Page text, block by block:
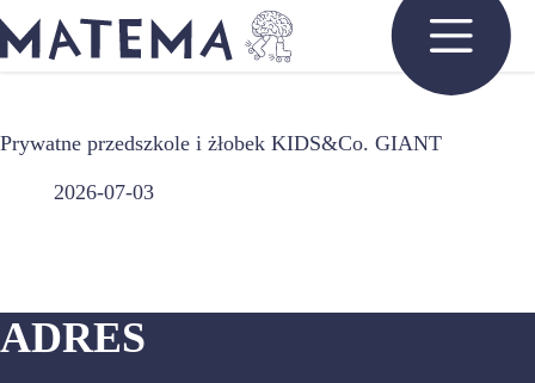
do
treści
Prywatne przedszkole i żłobek KIDS&Co. GIANT
2026-07-03
ADRES